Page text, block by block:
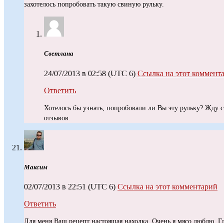
захотелось попробовать такую свиную рульку.
Светлана
24/07/2013 в 02:58 (UTC 6) Ссылка на этот
Ответить
Хотелось бы узнать, попробовали ли Вы эту рульку? Жду
отзывов.
Максим
02/07/2013 в 22:51 (UTC 6) Ссылка на этот комментарий
Ответить
Для меня Ваш рецепт настоящая находка. Очень я мясо люблю.